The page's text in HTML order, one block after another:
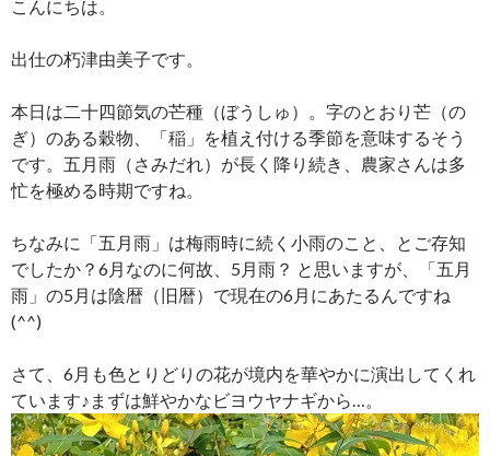
こんにちは。
出仕の朽津由美子です。
本日は二十四節気の芒種（ぼうしゅ）。字のとおり芒（の
ぎ）のある穀物、「稲」を植え付ける季節を意味するそう
です。五月雨（さみだれ）が長く降り続き、農家さんは多
忙を極める時期ですね。
ちなみに「五月雨」は梅雨時に続く小雨のこと、とご存知
でしたか？6月なのに何故、5月雨？ と思いますが、「五月
雨」の5月は陰暦（旧暦）で現在の6月にあたるんですね
(^^)
さて、6月も色とりどりの花が境内を華やかに演出してくれ
ています♪まずは鮮やかなビヨウヤナギから…。